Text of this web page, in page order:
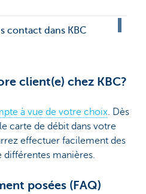
contact dans KBC
client(e) chez KBC?
à vue de votre choix . Dès
carte de débit dans votre
effectuer facilement des
différentes manières.
posées (FAQ)